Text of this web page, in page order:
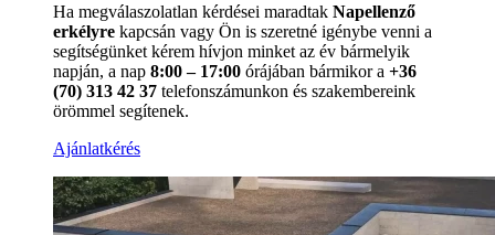
Ha megválaszolatlan kérdései maradtak Napellenző
erkélyre kapcsán vagy Ön is szeretné igénybe venni a
segítségünket kérem hívjon minket az év bármelyik
napján, a nap 8:00 – 17:00 órájában bármikor a +36
(70) 313 42 37 telefonszámunkon és szakembereink
örömmel segítenek.
Ajánlatkérés